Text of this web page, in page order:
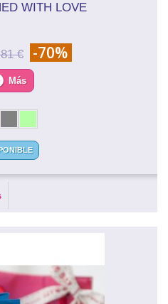
WITH LOVE
€ -70%
Más